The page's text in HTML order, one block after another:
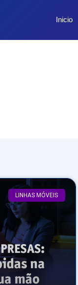
Inicio
LINHAS MÓVEIS